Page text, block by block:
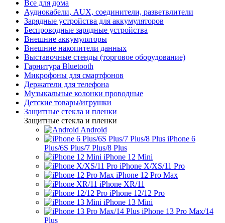
Все для дома
Аудиокабели, AUX, соединители, разветвлители
Зарядные устройства для аккумуляторов
Беспроводные зарядные устройства
Внешние аккумуляторы
Внешние накопители данных
Выставочные стенды (торговое оборудование)
Гарнитура Bluetooth
Микрофоны для смартфонов
Держатели для телефона
Музыкальные колонки проводные
Детские товары/игрушки
Защитные стекла и пленки
Защитные стекла и пленки
Android
iPhone 6
Plus/6S Plus/7 Plus/8 Plus
iPhone 12 Mini
iPhone X/XS/11 Pro
iPhone 12 Pro Max
iPhone XR/11
iPhone 12/12 Pro
iPhone 13 Mini
iPhone 13 Pro Max/14
Plus